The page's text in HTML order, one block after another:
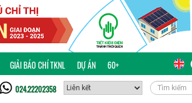
GIẢI BÁO CHÍ TKNL DỰ ÁN 60+
024.22202358